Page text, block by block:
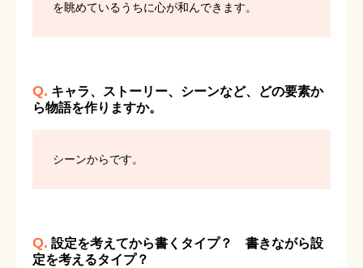
を眺めているうちに心が和んできます。
Q. キャラ、ストーリー、シーンなど、どの要素か
ら物語を作りますか。
シーンからです。
Q. 設定を考えてから書くタイプ？ 書きながら設
定を考えるタイプ？